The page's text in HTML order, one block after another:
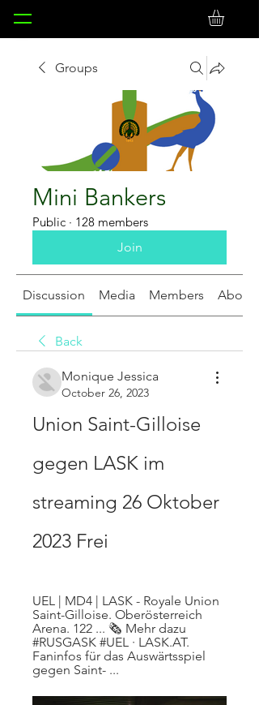
Groups
Mini Bankers
Public · 128 members
Join
Discussion Media Members About
Back
Monique Jessica
October 26, 2023
Union Saint-Gilloise
gegen LASK im
streaming 26 Oktober
2023 Frei
UEL | MD4 | LASK - Royale Union
Saint-Gilloise. Oberösterreich
Arena. 122 ... 🗞️ Mehr dazu
#RUSGASK #UEL · LASK.AT.
Faninfos für das Auswärtsspiel
gegen Saint- ...